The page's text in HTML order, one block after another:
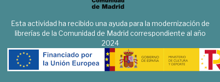
Esta actividad ha recibido una ayuda para la modernización de
librerías de la Comunidad de Madrid correspondiente al año
2024